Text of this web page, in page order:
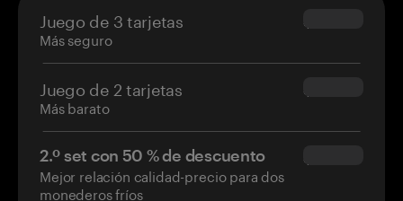
Juego de 3 tarjetas
Más seguro
$69.90
Juego de 2 tarjetas
Más barato
$54.90
2.º set con 50 % de descuento
Mejor relación calidad-precio para dos
monederos fríos
$34.95